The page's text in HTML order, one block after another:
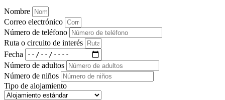
Nombre
Correo electrónico
Número de teléfono
Ruta o circuito de interés
Fecha
Número de adultos
Número de niños
Tipo de alojamiento